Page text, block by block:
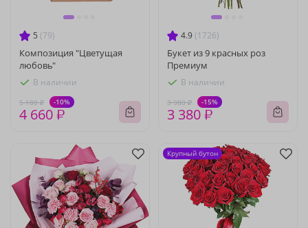
5 (79)
Композиция "Цветущая
любовь"
В наличии
5 180 ₽ -10%
4 660 ₽
4.9 (1726)
Букет из 9 красных роз
Премиум
В наличии
3 980 ₽ -15%
3 380 ₽
Крупный бутон